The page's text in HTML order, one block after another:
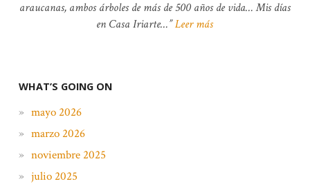
araucanas, ambos árboles de más de 500 años de vida… Mis días
en Casa Iriarte… Leer más
WHAT’S GOING ON
mayo 2026
marzo 2026
noviembre 2025
julio 2025